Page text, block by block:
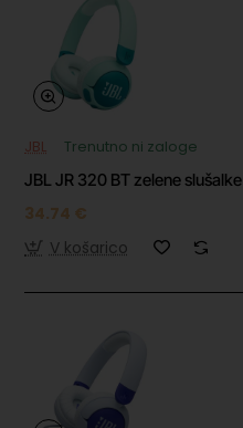
JBL
Trenutno ni zaloge
JBL JR 320 BT zelene slušalke
34.74 €
V košarico